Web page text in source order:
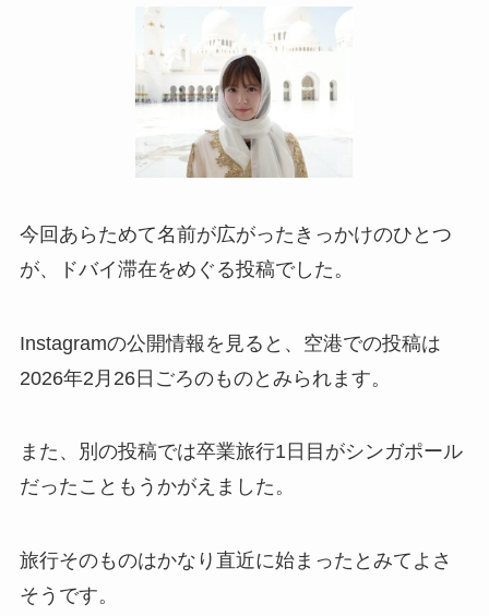
今回あらためて名前が広がったきっかけのひとつ
が、ドバイ滞在をめぐる投稿でした。
Instagramの公開情報を見ると、空港での投稿は
2026年2月26日ごろのものとみられます。
また、別の投稿では卒業旅行1日目がシンガポール
だったこともうかがえました。
旅行そのものはかなり直近に始まったとみてよさ
そうです。